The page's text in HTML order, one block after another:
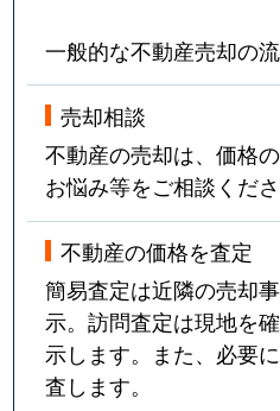
一般的な不動産売却の
売却相談
不動産の売却は、価格
お悩み等をご相談くださ
不動産の価格を査定
簡易査定は近隣の売却
示。訪問査定は現地を
示します。また、必要
査します。